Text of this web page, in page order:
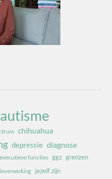
autisme
chihuahua
depressie diagnose
executieve functies ggz grenzen
jezelf zijn